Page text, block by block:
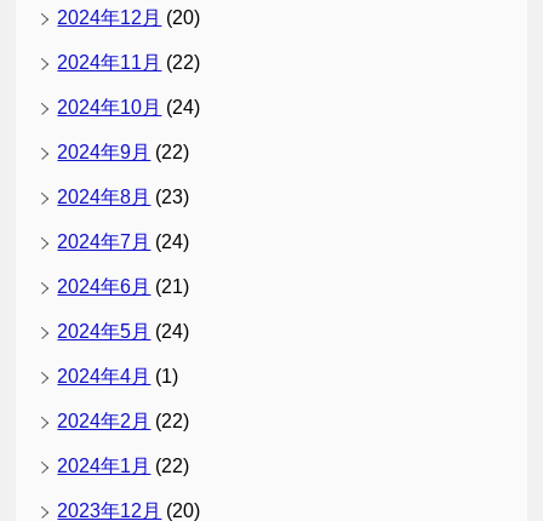
2024年12月 (20)
2024年11月 (22)
2024年10月 (24)
2024年9月 (22)
2024年8月 (23)
2024年7月 (24)
2024年6月 (21)
2024年5月 (24)
2024年4月 (1)
2024年2月 (22)
2024年1月 (22)
2023年12月 (20)